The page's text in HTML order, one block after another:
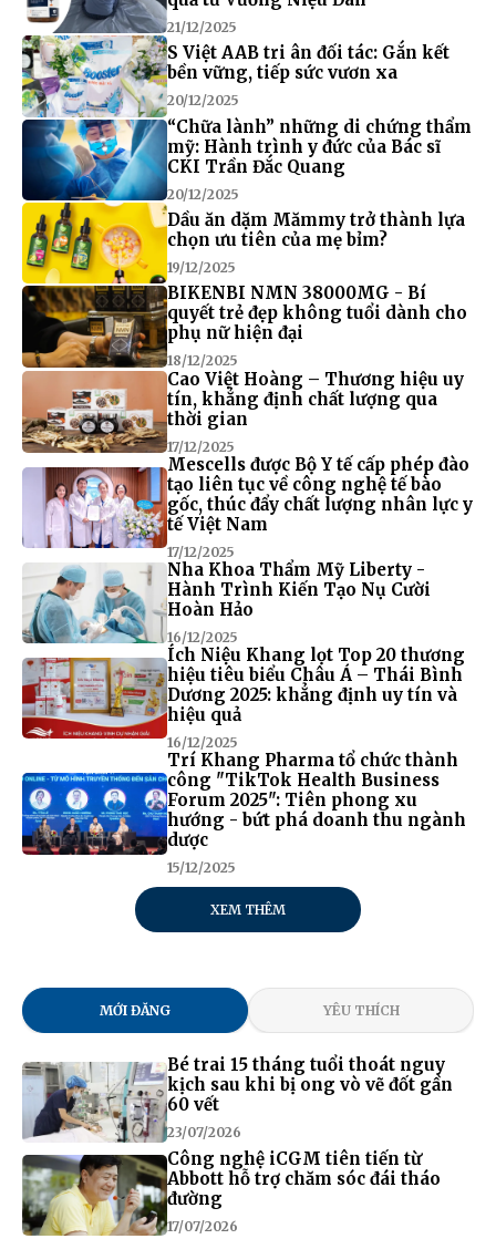
21/12/2025
S Việt AAB tri ân đối tác: Gắn kết
bền vững, tiếp sức vươn xa
20/12/2025
“Chữa lành” những di chứng thẩm
mỹ: Hành trình y đức của Bác sĩ
CKI Trần Đắc Quang
20/12/2025
Dầu ăn dặm Mămmy trở thành lựa
chọn ưu tiên của mẹ bỉm?
19/12/2025
BIKENBI NMN 38000MG - Bí
quyết trẻ đẹp không tuổi dành cho
phụ nữ hiện đại
18/12/2025
Cao Việt Hoàng – Thương hiệu uy
tín, khẳng định chất lượng qua
thời gian
17/12/2025
Mescells được Bộ Y tế cấp phép đào
tạo liên tục về công nghệ tế bào
gốc, thúc đẩy chất lượng nhân lực y
tế Việt Nam
17/12/2025
Nha Khoa Thẩm Mỹ Liberty -
Hành Trình Kiến Tạo Nụ Cười
Hoàn Hảo
16/12/2025
Ích Niệu Khang lọt Top 20 thương
hiệu tiêu biểu Châu Á – Thái Bình
Dương 2025: khẳng định uy tín và
hiệu quả
16/12/2025
Trí Khang Pharma tổ chức thành
công "TikTok Health Business
Forum 2025": Tiên phong xu
hướng - bứt phá doanh thu ngành
dược
15/12/2025
XEM THÊM
MỚI ĐĂNG YÊU THÍCH
Bé trai 15 tháng tuổi thoát nguy
kịch sau khi bị ong vò vẽ đốt gần
60 vết
23/07/2026
Công nghệ iCGM tiên tiến từ
Abbott hỗ trợ chăm sóc đái tháo
đường
17/07/2026